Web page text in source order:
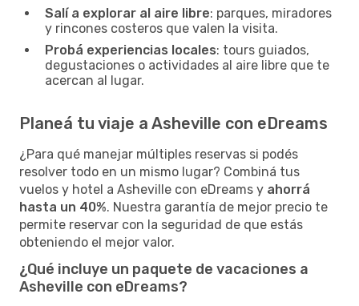
Salí a explorar al aire libre: parques, miradores
y rincones costeros que valen la visita.
Probá experiencias locales: tours guiados,
degustaciones o actividades al aire libre que te
acercan al lugar.
Planeá tu viaje a Asheville con eDreams
¿Para qué manejar múltiples reservas si podés
resolver todo en un mismo lugar? Combiná tus
vuelos y hotel a Asheville con eDreams y ahorrá
hasta un 40%. Nuestra garantía de mejor precio te
permite reservar con la seguridad de que estás
obteniendo el mejor valor.
¿Qué incluye un paquete de vacaciones a
Asheville con eDreams?